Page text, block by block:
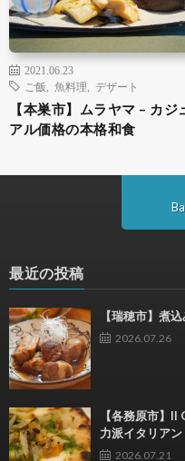
2021.06.23
ご飯
魚料理 デザート
【本巣市】ムラヤマ – カジ
アル価格の本格和食
最近の投稿
【瑞穂市】煮
2026.07.26
【各務原市】
力派イタリアン
2026.07.21